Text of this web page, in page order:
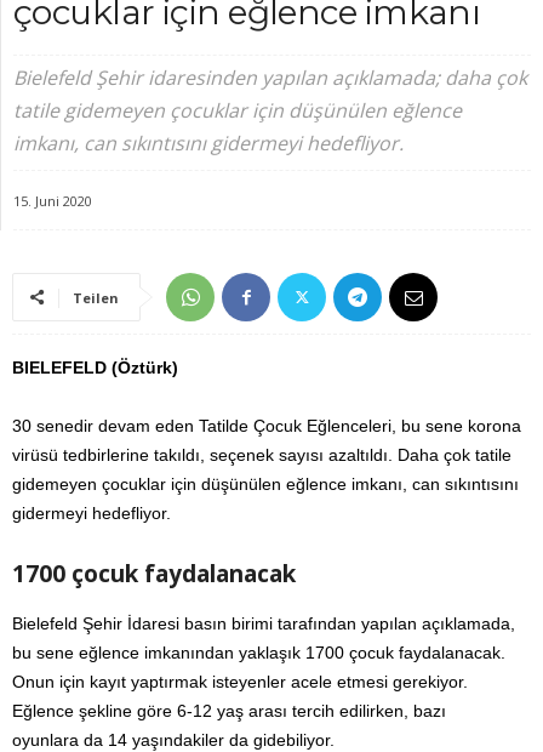
çocuklar için eğlence imkanı
Bielefeld Şehir idaresinden yapılan açıklamada; daha çok
tatile gidemeyen çocuklar için düşünülen eğlence
imkanı, can sıkıntısını gidermeyi hedefliyor.
15. Juni 2020
Teilen
BIELEFELD (Öztürk)
30 senedir devam eden Tatilde Çocuk Eğlenceleri, bu sene korona
virüsü tedbirlerine takıldı, seçenek sayısı azaltıldı. Daha çok tatile
gidemeyen çocuklar için düşünülen eğlence imkanı, can sıkıntısını
gidermeyi hedefliyor.
1700 çocuk faydalanacak
Bielefeld Şehir İdaresi basın birimi tarafından yapılan açıklamada,
bu sene eğlence imkanından yaklaşık 1700 çocuk faydalanacak.
Onun için kayıt yaptırmak isteyenler acele etmesi gerekiyor.
Eğlence şekline göre 6-12 yaş arası tercih edilirken, bazı
oyunlara da 14 yaşındakiler da gidebiliyor.